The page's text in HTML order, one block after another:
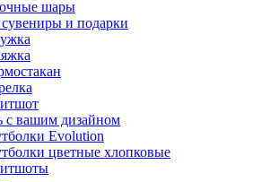
шары
и подарки
с вашим дизайном
Evolution
цветные хлопковые